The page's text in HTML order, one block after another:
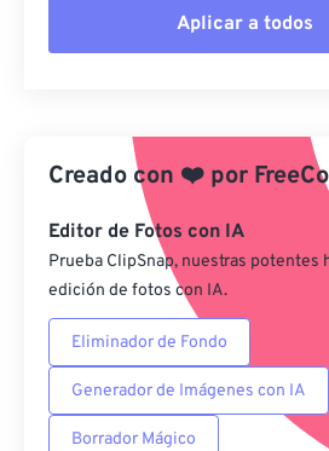
Aplicar a todos
Aplicar desde el ajuste
Guardar como
Creado con ❤️ por
Editor de Fotos con IA
Prueba ClipSnap, nuestras potentes
edición de fotos con IA.
Eliminador de Fondo
Generador de Imágenes con IA
Borrador Mágico